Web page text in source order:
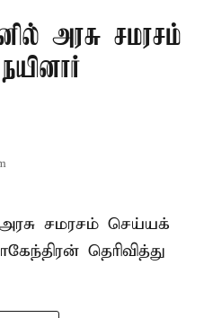
அரசு சமரசம்
சமரசம் செய்யக்
தெரிவித்து